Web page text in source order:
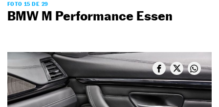
FOTO 15 DE 29
BMW M Performance Essen